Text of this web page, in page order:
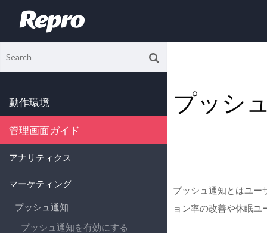
動作環境
管理画面ガイド
アナリティクス
マーケティング
プッシュ通知
プッシュ通知を有効にする
プッシ
プッシュ通知とはユー
ョン率の改善や休眠